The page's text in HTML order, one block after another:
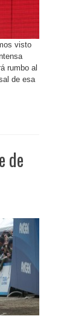
visto
rumbo al
de esa
de